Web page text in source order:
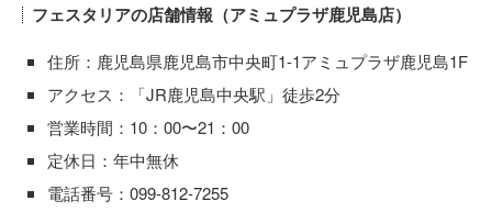
フェスタリアの店舗情報（アミュプラザ鹿児島店）
住所：鹿児島県鹿児島市中央町1-1アミュプラザ鹿児島1F
アクセス：「JR鹿児島中央駅」徒歩2分
営業時間：10：00〜21：00
定休日：年中無休
電話番号：099-812-7255